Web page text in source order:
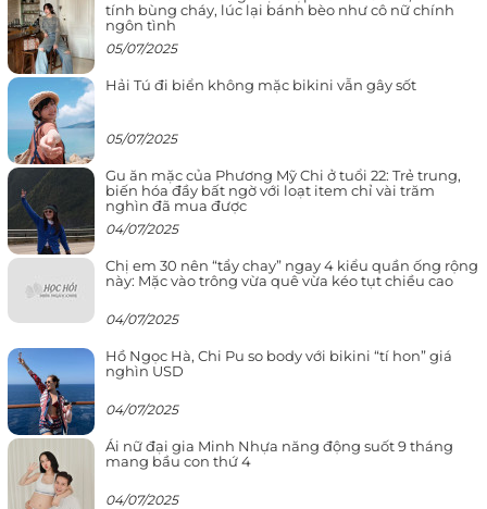
tính bùng cháy, lúc lại bánh bèo như cô nữ chính
ngôn tình
05/07/2025
Hải Tú đi biển không mặc bikini vẫn gây sốt
05/07/2025
Gu ăn mặc của Phương Mỹ Chi ở tuổi 22: Trẻ trung,
biến hóa đầy bất ngờ với loạt item chỉ vài trăm
nghìn đã mua được
04/07/2025
Chị em 30 nên “tẩy chay” ngay 4 kiểu quần ống rộng
này: Mặc vào trông vừa quê vừa kéo tụt chiều cao
04/07/2025
Hồ Ngọc Hà, Chi Pu so body với bikini “tí hon” giá
nghìn USD
04/07/2025
Ái nữ đại gia Minh Nhựa năng động suốt 9 tháng
mang bầu con thứ 4
04/07/2025